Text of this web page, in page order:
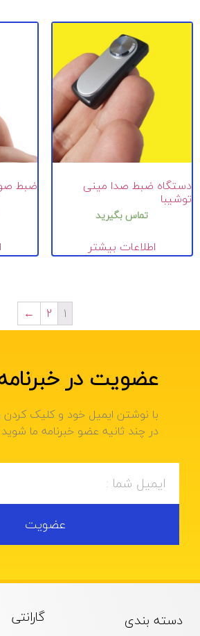
دستگاه ضبط صدا مینی
توشیبا
تماس بگیرید
اطلاعات بیشتر
ضبط صوت
1
2
←
عضویت در
با نوشتن ایمیل خود و کلیک
در چند ثانیه عضو خبرنامه ما
عضویت
دسته بندی گارانتی